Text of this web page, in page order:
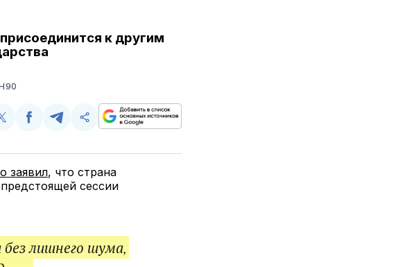
к другим
Поделиться
Twitter
Поделиться
Facebook
Поделиться
Telegram
Скопируйте
поделитесь
заявил, что страна
сессии
лишнего шума,